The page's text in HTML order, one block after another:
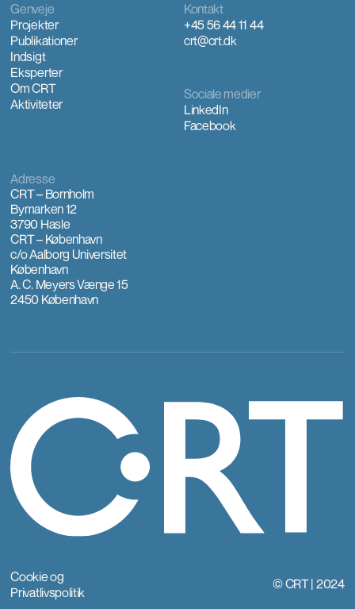
Kontakt
+45 56 44 11 44
crt@crt.dk
Genveje
Projekter
Publikationer
Indsigt
Eksperter
Om CRT
Aktiviteter
Sociale medier
LinkedIn
Facebook
Adresse
CRT – Bornholm
Bymarken 12
3790 Hasle
CRT – København
c/o Aalborg Universitet
København
A. C. Meyers Vænge 15
2450 København
Cookie og
Privatlivspolitik
© CRT | 2024